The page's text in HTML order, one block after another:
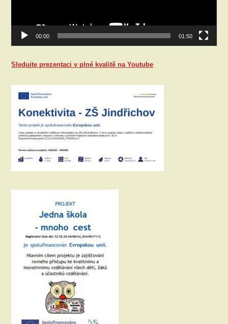
00:00 01:50
Sledujte prezentaci v plné kvalitě na Youtube